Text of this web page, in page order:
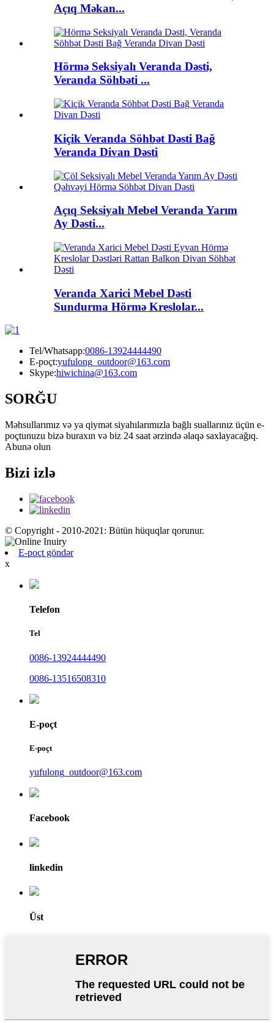
Açıq Məkan...
Hörmə Seksiyalı Veranda Dəsti,
Veranda Söhbəti ...
Kiçik Veranda Söhbət Dəsti Bağ
Veranda Divan Dəsti
Açıq Seksiyalı Mebel Veranda Yarım
Ay Dəsti...
Veranda Xarici Mebel Dəsti
Sundurma Hörmə Kreslolar...
Tel/Whatsapp:0086-13924444490
E-poçt:yufulong_outdoor@163.com
Skype:hiwichina@163.com
SORĞU
Məhsullarımız və ya qiymət siyahılarımızla bağlı suallarınız üçün e-
poçtunuzu bizə buraxın və biz 24 saat ərzində əlaqə saxlayacağıq.
Abunə olun
Bizi izlə
© Copyright - 2010-2021: Bütün hüquqlar qorunur.
E-poçt göndər
x
Telefon
Tel
0086-13924444490
0086-13516508310
E-poçt
E-poçt
yufulong_outdoor@163.com
Facebook
linkedin
Üst